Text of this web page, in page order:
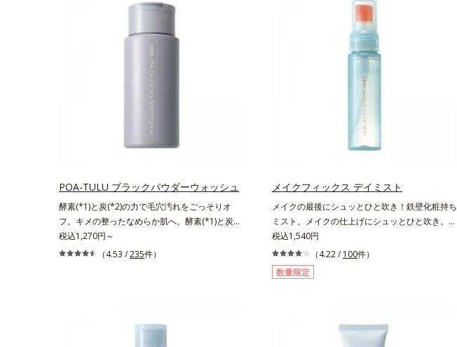
化成は独自の先端研究により、ナノバブルよりも
とに成功。毛穴よりはるかに小さい超微粒子とオ
肌表面にうるおいベールを形成。これにより、洗
い流した瞬間に汚れが肌に再付着することを防止
し、細かい毛穴汚れをごっそりするん！角栓溶解
オイル(*4)が詰まりや黒ずみも溶かして、毛穴の
目立ちにくいすべすべ肌に洗い上げます。大人肌
くなる晴れやかな肌に導きます。*1 ポーラ化成
湿）で形成するミセルから、汚れをはね返す水の
膜をつくる技術が日本初（2024年12月時点、J－
GLOBALによる自社調べ）*2 オルビス内でかつ
てないオイルクレンジングのこと*3 ポーラ化成
ング オイル ⇒ 洗顔料 ⇒ 化粧水 ⇒ 保
どの外的刺激から肌をガードします。スキンケア
後にこれひとつでライトメイク効果。クレンジン
グ不要で、紫外線吸収剤やグリセリン、パラベン
もフリー処方。肌を休ませたい日、リモートワー
しっかりメイクは負担に感じる日におすすめで
POA-TULU ブラックパウダーウォッシュ
酵素(*1)と炭(*2)の力で毛穴汚れをごっそりオ
フ。キメの整ったなめらか肌へ。酵素(*1)と炭
(*2)の力で毛穴汚れをしっかり落とす、パウダー
タイプの酵素洗顔料です。皮脂やたんぱく質と汚
解。炭が無数の毛穴に入り込み、溶けた汚れをパ
税込1,270円～
（4.53 /235件）
メイクフィックス デイミスト
メイクの最後にシュッとひと吹き！鉄壁化粧持ち
ミスト。メイクの仕上げにシュッとひと吹き。肌
とメイクの密着感をピタッと高め、メイクくずれ
を防ぎ、化粧持ちをアップさせるミストタイプの
化粧水です。くずれ防止成分(*1)を含む層と美容
成分(*2)を含む水層の2層タイプ。よく振って混
汗・水・皮脂をはじきながら、美容成分がうるお
いをキープ。Wの機能でメイクをくずさずガード
税込1,540円
（4.22 / 100件）
数量限定